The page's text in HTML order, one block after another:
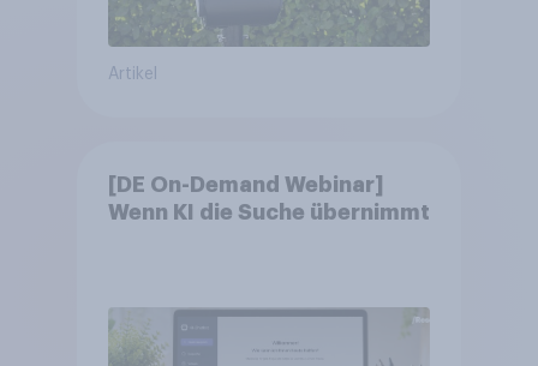
Artikel
[DE On-Demand Webinar]
Wenn KI die Suche übernimmt